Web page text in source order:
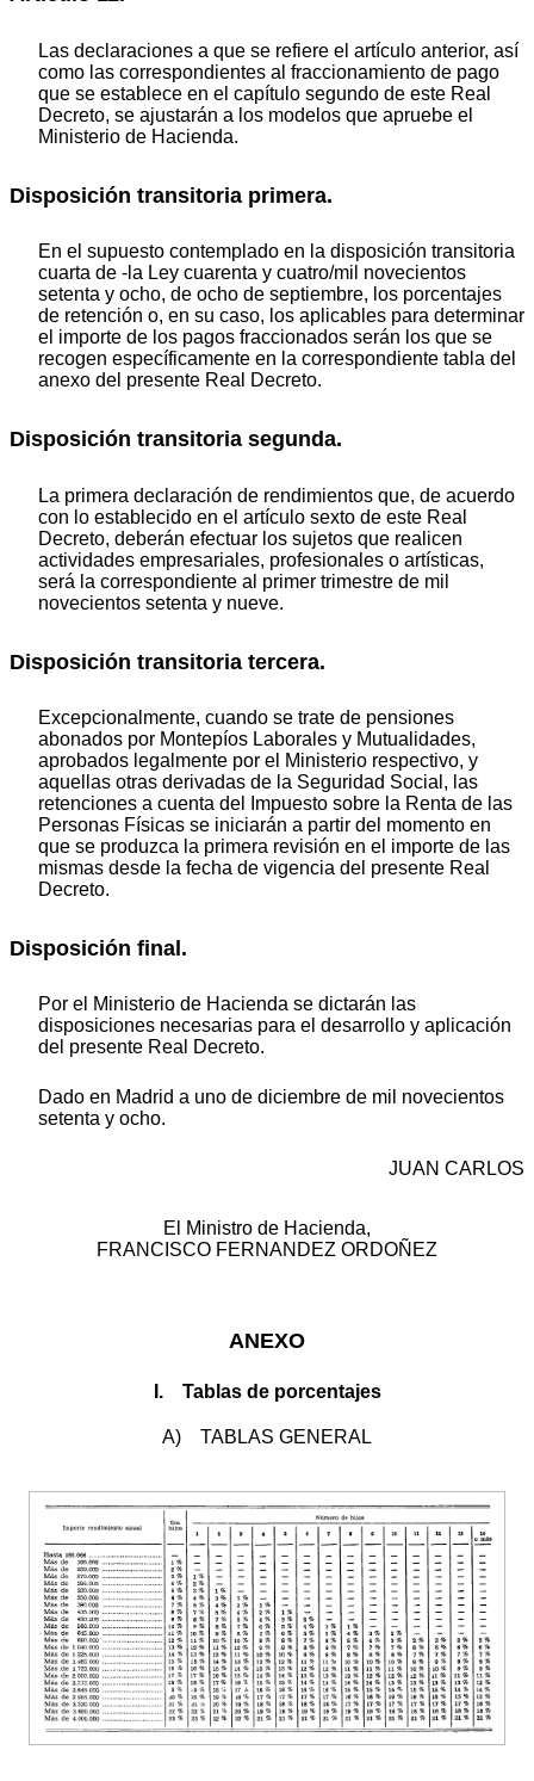
Las declaraciones a que se refiere el artículo anterior, así
como las correspondientes al fraccionamiento de pago
que se establece en el capítulo segundo de este Real
Decreto, se ajustarán a los modelos que apruebe el
Ministerio de Hacienda.
Disposición transitoria primera.
En el supuesto contemplado en la disposición transitoria
cuarta de -la Ley cuarenta y cuatro/mil novecientos
setenta y ocho, de ocho de septiembre, los porcentajes
de retención o, en su caso, los aplicables para determinar
el importe de los pagos fraccionados serán los que se
recogen específicamente en la correspondiente tabla del
anexo del presente Real Decreto.
Disposición transitoria segunda.
La primera declaración de rendimientos que, de acuerdo
con lo establecido en el artículo sexto de este Real
Decreto, deberán efectuar los sujetos que realicen
actividades empresariales, profesionales o artísticas,
será la correspondiente al primer trimestre de mil
novecientos setenta y nueve.
Disposición transitoria tercera.
Excepcionalmente, cuando se trate de pensiones
abonados por Montepíos Laborales y Mutualidades,
aprobados legalmente por el Ministerio respectivo, y
aquellas otras derivadas de la Seguridad Social, las
retenciones a cuenta del Impuesto sobre la Renta de las
Personas Físicas se iniciarán a partir del momento en
que se produzca la primera revisión en el importe de las
mismas desde la fecha de vigencia del presente Real
Decreto.
Disposición final.
Por el Ministerio de Hacienda se dictarán las
disposiciones necesarias para el desarrollo y aplicación
del presente Real Decreto.
Dado en Madrid a uno de diciembre de mil novecientos
setenta y ocho.
JUAN CARLOS
El Ministro de Hacienda,
FRANCISCO FERNANDEZ ORDOÑEZ
ANEXO
I. Tablas de porcentajes
A) TABLAS GENERAL